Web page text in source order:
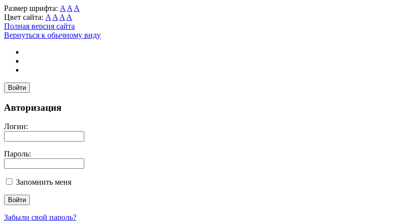
Размер шрифта: A A A
Цвет сайта: A A A A
Полная версия сайта
Вернуться к обычному виду
Войти
Авторизация
Логин:
Пароль:
Запомнить меня
Забыли свой пароль?